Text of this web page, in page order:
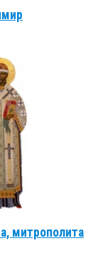
митрополита